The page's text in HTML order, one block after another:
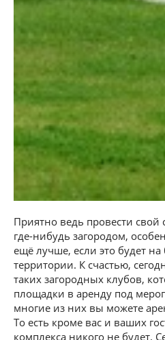
Приятно ведь провести
где-нибудь загородом,
ещё лучше, если это будет на
территории. К счастью,
таких загородных клубов,
площадки в аренду под
многие из них вы можете
То есть кроме вас и ваших
комплекса никого не будет.